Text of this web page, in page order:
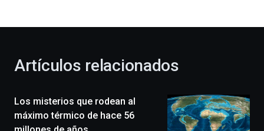
celebración
novena
edición
de
Artículos relacionados
Los misterios que rodean al
máximo térmico de hace 56